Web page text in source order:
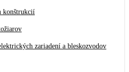
konštrukcií
zariadení a bleskozvodov